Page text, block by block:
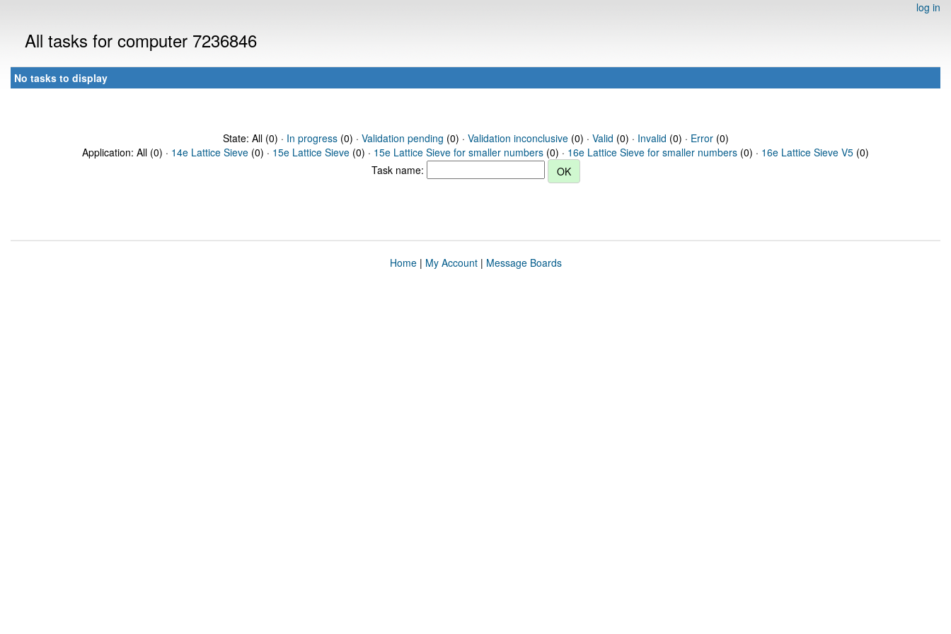
log in
All tasks for computer 7236846
No tasks to display
State: All (0) · In progress(0) · Validation pending (0) · Validation inconclusive(0) · Valid (0) · Invalid (0) · Error(0)
Application: All (0) · 14e Lattice Sieve (0) · 15e Lattice Sieve (0) · 15e Lattice Sieve for smaller numbers (0) · 16e Lattice Sieve for smaller numbers (0) · 16e Lattice Sieve V5 (0)
Task name:
Home| My Account| Message Boards